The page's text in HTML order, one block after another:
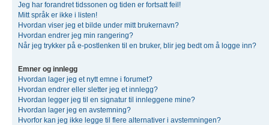
Jeg har forandret tidssonen og tiden er fortsatt feil!
Mitt språk er ikke i listen!
Hvordan viser jeg et bilde under mitt brukernavn?
Hvordan endrer jeg min rangering?
Når jeg trykker på e-postlenken til en bruker, blir jeg bedt om å logge inn?
Emner og innlegg
Hvordan lager jeg et nytt emne i forumet?
Hvordan endrer eller sletter jeg et innlegg?
Hvordan legger jeg til en signatur til innleggene mine?
Hvordan lager jeg en avstemning?
Hvorfor kan jeg ikke legge til flere alternativer i avstemningen?